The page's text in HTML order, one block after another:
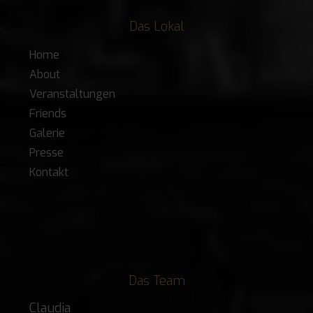
Das Lokal
Home
About
Veranstaltungen
Friends
Galerie
Presse
Kontakt
Das Team
Claudia